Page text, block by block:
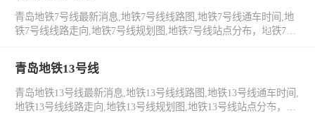
j9-
九
青岛地铁7号线最新消息,地铁7号线线路图,地铁7号线通车时间,地
铁7号线线路走向,地铁7号线规划图,地铁7号线站点分布，地铁7号
青岛地铁13号线
青岛地铁13号线最新消息,地铁13号线线路图,地铁13号线通车时间,
地铁13号线线路走向,地铁13号线规划图,地铁13号线站点分布，地